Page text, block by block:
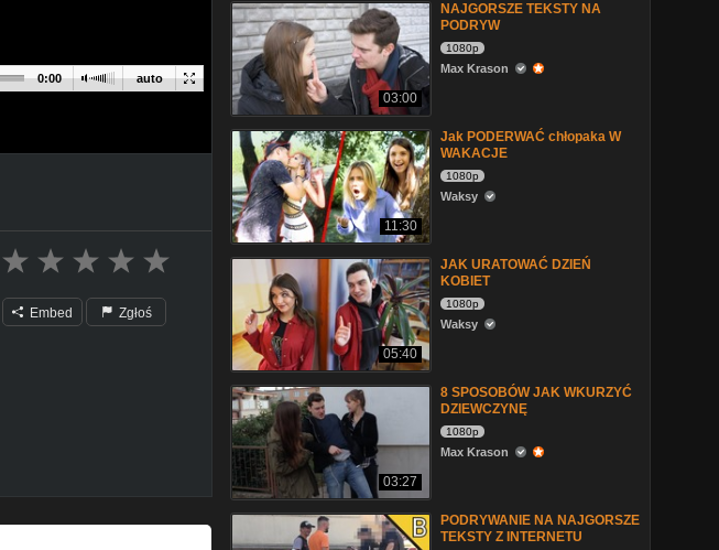
auto
0:00
Embed Zgłoś
03:00
NAJGORSZE TEKSTY NA
PODRYW
1080p
Max Krason
11:30
Jak PODERWAĆ chłopaka W
WAKACJE
1080p
Waksy
05:40
JAK URATOWAĆ DZIEŃ
KOBIET
1080p
Waksy
03:27
8 SPOSOBÓW JAK WKURZYĆ
DZIEWCZYNĘ
1080p
Max Krason
PODRYWANIE NA NAJGORSZE
TEKSTY Z INTERNETU